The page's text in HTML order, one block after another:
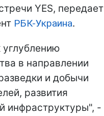
YES, передает
РБК-Украина.
в направлении
и добычи
развития
инфраструктуры", -